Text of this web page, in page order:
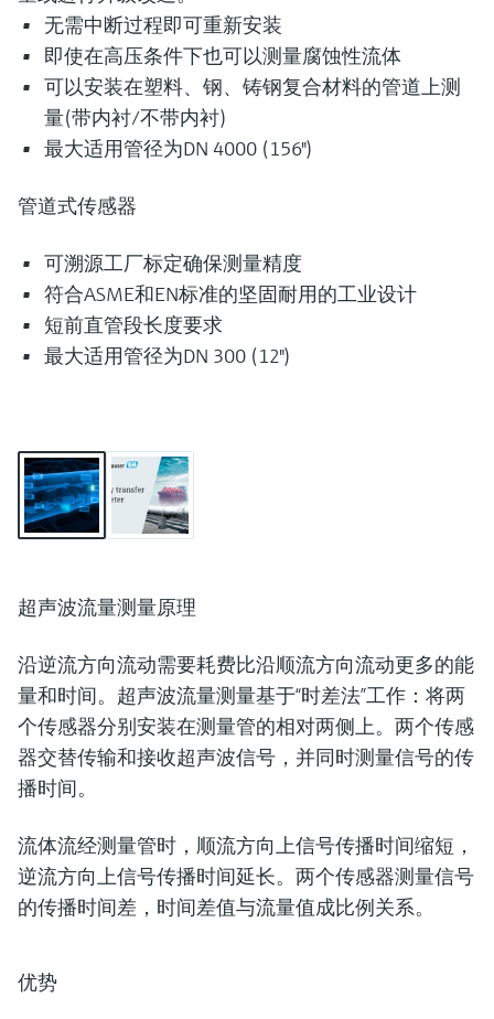
无需中断过程即可重新安装
即使在高压条件下也可以测量腐蚀性流体
可以安装在塑料、钢、铸钢复合材料的管道上测
量(带内衬/不带内衬)
最大适用管径为DN 4000 (156")
管道式传感器
可溯源工厂标定确保测量精度
符合ASME和EN标准的坚固耐用的工业设计
短前直管段长度要求
最大适用管径为DN 300 (12")
超声波流量测量原理
沿逆流方向流动需要耗费比沿顺流方向流动更多的能
量和时间。超声波流量测量基于“时差法”工作：将两
个传感器分别安装在测量管的相对两侧上。两个传感
器交替传输和接收超声波信号，并同时测量信号的传
播时间。
流体流经测量管时，顺流方向上信号传播时间缩短，
逆流方向上信号传播时间延长。两个传感器测量信号
的传播时间差，时间差值与流量值成比例关系。
优势